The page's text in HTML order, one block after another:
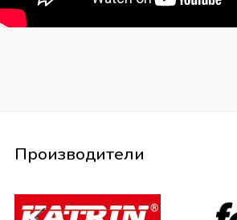
Производители